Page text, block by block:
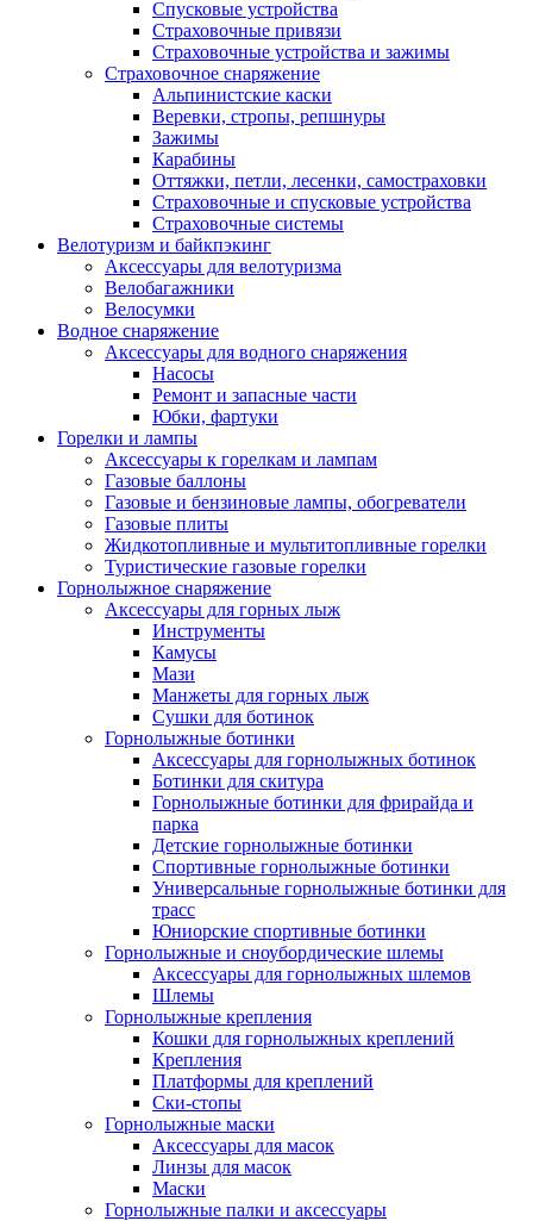
Спусковые устройства
Страховочные привязи
Страховочные устройства и зажимы
Страховочное снаряжение
Альпинистские каски
Веревки, стропы, репшнуры
Зажимы
Карабины
Оттяжки, петли, лесенки, самостраховки
Страховочные и спусковые устройства
Страховочные системы
Велотуризм и байкпэкинг
Аксессуары для велотуризма
Велобагажники
Велосумки
Водное снаряжение
Аксессуары для водного снаряжения
Насосы
Ремонт и запасные части
Юбки, фартуки
Горелки и лампы
Аксессуары к горелкам и лампам
Газовые баллоны
Газовые и бензиновые лампы, обогреватели
Газовые плиты
Жидкотопливные и мультитопливные горелки
Туристические газовые горелки
Горнолыжное снаряжение
Аксессуары для горных лыж
Инструменты
Камусы
Мази
Манжеты для горных лыж
Сушки для ботинок
Горнолыжные ботинки
Аксессуары для горнолыжных ботинок
Ботинки для скитура
Горнолыжные ботинки для фрирайда и
парка
Детские горнолыжные ботинки
Спортивные горнолыжные ботинки
Универсальные горнолыжные ботинки для
трасс
Юниорские спортивные ботинки
Горнолыжные и сноубордические шлемы
Аксессуары для горнолыжных шлемов
Шлемы
Горнолыжные крепления
Кошки для горнолыжных креплений
Крепления
Платформы для креплений
Ски-стопы
Горнолыжные маски
Аксессуары для масок
Линзы для масок
Маски
Горнолыжные палки и аксессуары